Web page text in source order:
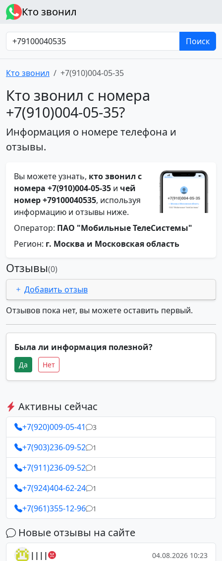
Кто звонил
Поиск
Кто звонил +7(910)004-05-35
Кто звонил с номера
+7(910)004-05-35?
Информация о номере телефона и
отзывы.
Вы можете узнать, кто звонил с
номера +7(910)004-05-35 и чей
номер +79100040535, используя
информацию и отзывы ниже.
Оператор: ПАО "Мобильные ТелеСистемы"
Регион: г. Москва и Московская область
Отзывы(0)
Добавить отзыв
Отзывов пока нет, вы можете оставить первый.
Была ли информация полезной?
Да Нет
Активны сейчас
+7(920)009-05-41 3
+7(903)236-09-52 1
+7(911)236-09-52 1
+7(924)404-62-24 1
+7(961)355-12-96 1
Новые отзывы на сайте
|||| 04.08.2026 10:23